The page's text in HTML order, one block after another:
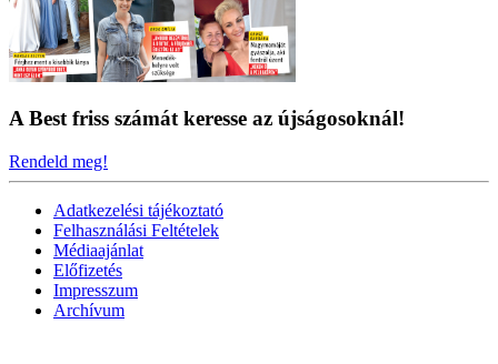
A Best friss számát keresse az újságosoknál!
Rendeld meg!
Adatkezelési tájékoztató
Felhasználási Feltételek
Médiaajánlat
Előfizetés
Impresszum
Archívum